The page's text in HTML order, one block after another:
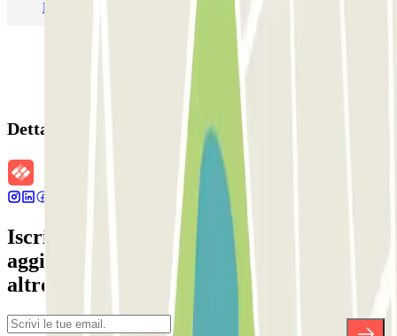
Parcheggio Malpensa Terminal 1 Parcheggio Malpensa
Dettagli della prenotazione
Iscriviti alla nostra Newsletter e rimani
aggiornato su sconti, concorsi e tante
altre sorprese.